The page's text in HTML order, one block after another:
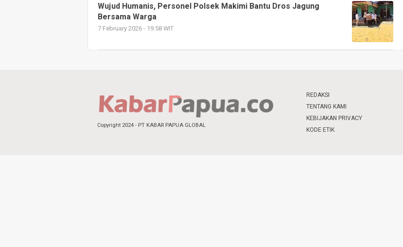
Wujud Humanis, Personel Polsek Makimi Bantu Dros Jagung
Bersama Warga
7 February 2026 - 19:58 WIT
Copyright 2024 - PT KABAR PAPUA GLOBAL
REDAKSI
TENTANG KAMI
KEBIJAKAN PRIVACY
KODE ETIK